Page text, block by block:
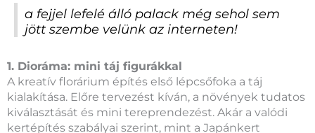
a fejjel lefelé álló palack még sehol sem
jött szembe velünk az interneten!
1. Dioráma: mini táj figurákkal
A kreatív florárium építés első lépcsőfoka a táj
kialakítása. Előre tervezést kíván, a növények tudatos
kiválasztását és mini tereprendezést. Akár a valódi
kertépítés szabályai szerint, mint a Japánkert